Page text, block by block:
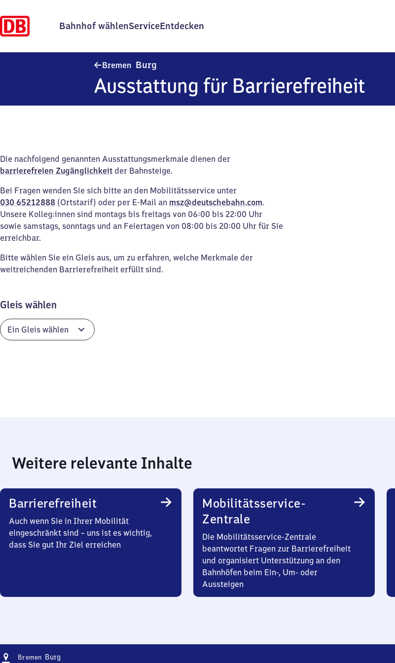
Bahnhof wählenServiceEntdecken
Bremen Burg
Ausstattung für Barrierefreiheit
Die nachfolgend genannten Ausstattungsmerkmale dienen der
barrierefreien Zugänglichkeit der Bahnsteige.
Bei Fragen wenden Sie sich bitte an den Mobilitätsservice unter
030 65212888 (Ortstarif) oder per E-Mail an msz@deutschebahn.com.
Unsere Kolleg:innen sind montags bis freitags von 06:00 bis 22:00 Uhr
sowie samstags, sonntags und an Feiertagen von 08:00 bis 20:00 Uhr für Sie
erreichbar.
Bitte wählen Sie ein Gleis aus, um zu erfahren, welche Merkmale der
weitreichenden Barrierefreiheit erfüllt sind.
Gleis wählen
Weitere relevante Inhalte
Barrierefreiheit
Auch wenn Sie in Ihrer Mobilität
eingeschränkt sind – uns ist es wichtig,
dass Sie gut Ihr Ziel erreichen
Mobilitätsservice-
Zentrale
Die Mobilitätsservice-Zentrale
beantwortet Fragen zur Barrierefreiheit
und organisiert Unterstützung an den
Bahnhöfen beim Ein-, Um- oder
Aussteigen
Adresse
Bremen BurgBremen-